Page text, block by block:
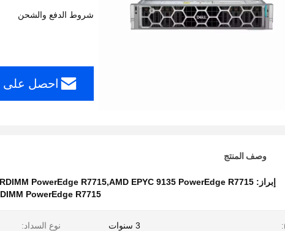
شروط الدفع والشحن
احصل على
وصف المنتج
إبراز: PowerEdge R7715,AMD EPYC 9135 PowerEdge R7715
PowerEdge R7715
3 سنوات نوع السداد: